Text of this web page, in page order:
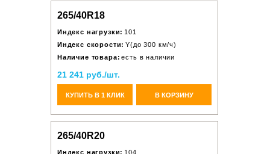
265/40R18
Индекс нагрузки: 101
Индекс скорости: Y(до 300 км/ч)
Наличие товара: есть в наличии
21 241 руб./шт.
КУПИТЬ В 1 КЛИК В КОРЗИНУ
265/40R20
Индекс нагрузки: 104